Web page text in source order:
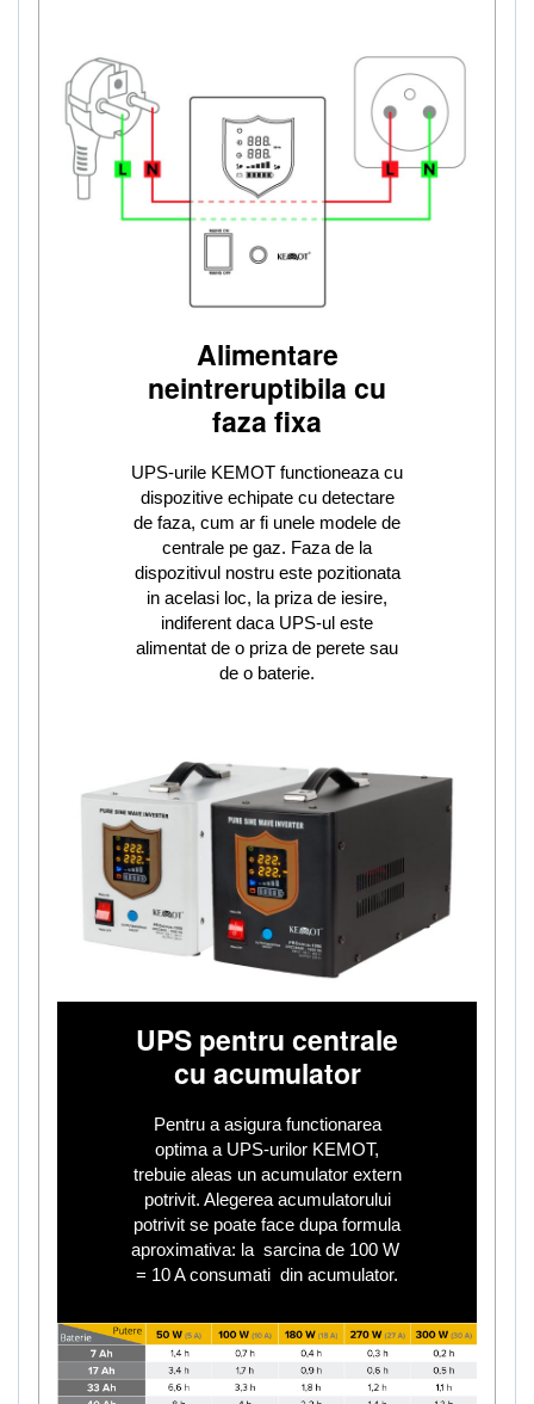
Alimentare
neintreruptibila cu
faza fixa
UPS-urile KEMOT functioneaza cu
dispozitive echipate cu detectare
de faza, cum ar fi unele modele de
centrale pe gaz. Faza de la
dispozitivul nostru este pozitionata
in acelasi loc, la priza de iesire,
indiferent daca UPS-ul este
alimentat de o priza de perete sau
de o baterie.
UPS pentru centrale
cu acumulator
Pentru a asigura functionarea
optima a UPS-urilor KEMOT,
trebuie aleas un acumulator extern
potrivit. Alegerea acumulatorului
potrivit se poate face dupa formula
aproximativa: la sarcina de 100 W
= 10 A consumati din acumulator.